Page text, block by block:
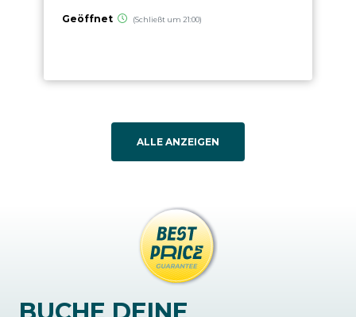
Geöffnet (Schließt um 21:00)
ALLE ANZEIGEN